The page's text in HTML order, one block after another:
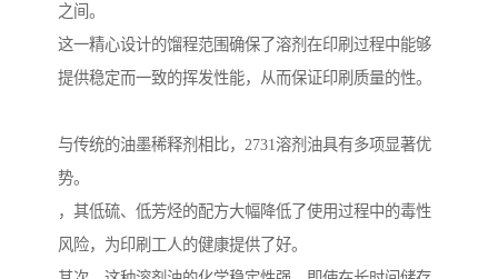
之间。
这一精心设计的馏程范围确保了溶剂在印刷过程中能够
提供稳定而一致的挥发性能，从而保证印刷质量的性。
与传统的油墨稀释剂相比，2731溶剂油具有多项显著优
势。
，其低硫、低芳烃的配方大幅降低了使用过程中的毒性
风险，为印刷工人的健康提供了好。